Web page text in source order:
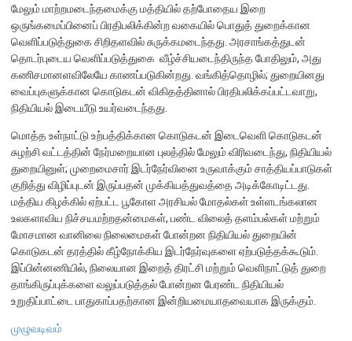
நிறுவனக் கட்டமைப்பு
முதன்மை அலுவலர்கள்
திணைக்களங்கள்
ஆளுகைக் கோவைகளும் கொள்கைகளும்
வங்கிப் பணிமனை
வங்கிப் பணிமனை
பிரதேச அலுவலகங்கள்
நூலகம் மற்றும் தகவல் நிலையம்
வங்கித்தொழில் கற்கைகளுக்கான நிலையம்
பொருளாதார வரலாற்று அரும்பொருட் காட்சிச் சாலை
எக்ஸ்டர் அறிக்கை
மேலும் மாற்றமடைந்தமைக்கு மத்தியில் தற்போதைய இறை
ஒருங்கமைப்பினைப் பிரதிபலிக்கின்ற வகையில் பொதுத் துறைக்கான
வெளிப்படுத்துகை சிறிதளவில் சுருக்கமடைந்தது. அரசாங்கத்துடன்
தொடர்புடைய வெளிப்படுத்துகை வீழ்ச்சியடைந்திருந்த போதிலும், அது
கணிசமானளவிலேயே காணப்படுகின்றது. வங்கித்தொழில்; துறையினது
வைப்புகளுக்கான கொடுகடன் விகிதத்தினால் பிரதிபலிக்கப்பட்டவாறு,
நிதியியல் இடையீடு உயர்வடைந்தது.
மொத்த உள்நாட்டு உற்பத்திக்கான கொடுகடன் இடைவெளி கொடுகடன்
சுழற்சி வட்டத்தின் நேர்மறையான புலத்தில் மேலும் விரிவடைந்து, நிதியியல்
துறையினுள்; முறைமைசார் இடர்நேர்வினை உருவாக்கும் சாத்தியப்பாடுகள்
குறித்து விழிப்புடன் இருப்பதன் முக்கியத்துவத்தை அடிக்கோடிட்டது.
மத்திய கிழக்கில் ஏற்பட்ட பூகோள அரசியல் மோதல்கள் உள்ளடங்கலான
உலகளாவிய நிச்சயமற்றதன்மைகள், பண்ட விலைத் தளம்பல்கள் மற்றும்
மோசமான வானிலை நிலைமைகள் போன்றன நிதியியல் துறையின்
கொடுகடன் தரத்தில் கீழ்நோக்கிய இடர்நேர்வுகளை ஏற்படுத்தக்கூடும்.
இப்பின்னணியில், நிலையான இறைத் திரட்சி மற்றும் வெளிநாட்டுத் துறை
தாங்கிருப்புக்களை வலுப்படுத்தல் போன்றன பேரண்ட நிதியியல்
உறுதிப்பாட்டை பாதுகாப்பதற்கான இன்றியமையாதவையாக இருக்கும்.
முழுவடிவம்